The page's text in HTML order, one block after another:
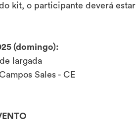
kit, o participante deverá
(domingo):
largada
Sales - CE